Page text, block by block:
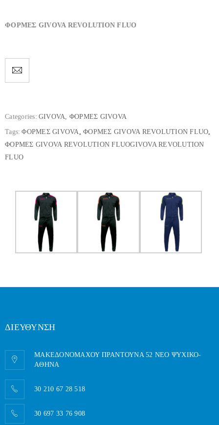
ΦΟΡΜΕΣ GIVOVA REVOLUTION FLUO
Categories: GIVOVA, ΦΟΡΜΕΣ GIVOVA
Tags: ΦΟΡΜΕΣ GIVOVA, ΦΟΡΜΕΣ GIVOVA REVOLUTION FLUO,
ΦΟΡΜΕΣ GIVOVA REVOLUTION FLUOGIVOVA REVOLUTION
FLUO
ΔΙΕΥΘΥΝΣΗ
ΜΑΚΕΔΟΝΟΜΑΧΟΥ ΠΡΑΝΤΟΥΝΑ 52 ΝΕΟ ΨΥΧΙΚΟ-
AΘΗΝΑ
30 210 67 28 518
30 697 33 76 908